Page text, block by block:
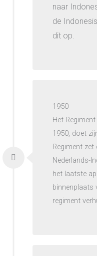
naar
de
dit op.
1950
Het
1950, doet
Regiment
Nederlands-
het laatste
binnenplaats
regiment